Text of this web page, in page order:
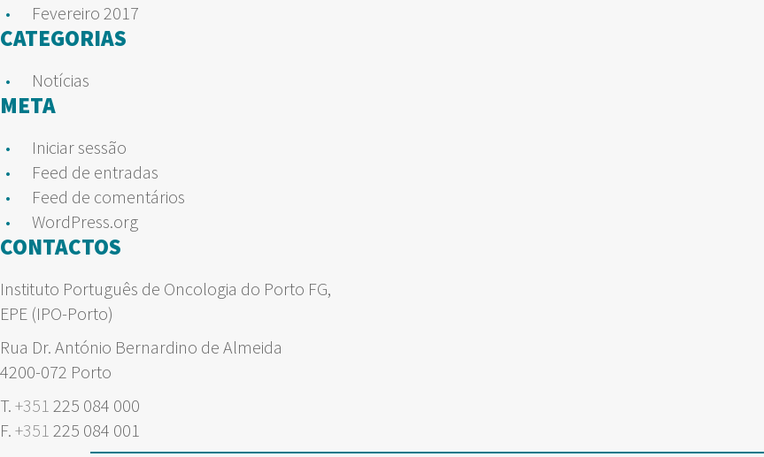
Fevereiro 2017
CATEGORIAS
Notícias
META
Iniciar sessão
Feed de entradas
Feed de comentários
WordPress.org
CONTACTOS
Instituto Português de Oncologia do Porto FG,
EPE (IPO-Porto)
Rua Dr. António Bernardino de Almeida
4200-072 Porto
T. +351 225 084 000
F. +351 225 084 001